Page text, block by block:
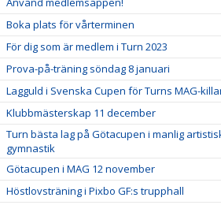
Boka plats för vårterminen
För dig som är medlem i Turn 2023
Prova-på-träning söndag 8 januari
Lagguld i Svenska Cupen för Turns MAG-
Klubbmästerskap 11 december
Turn bästa lag på Götacupen i manlig
gymnastik
Götacupen i MAG 12 november
Höstlovsträning i Pixbo GF:s trupphall